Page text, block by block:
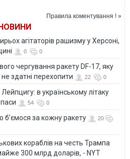
Правила коментування ! »
агітаторів рашизму у Херсоні,
0 0
чергування ракету DF-17, яку
здатні перехопити
22 0
в українському літаку
54 0
б’ємося за кожну ракету
20
кораблів на честь Трампа
300 млрд доларів, - NYT